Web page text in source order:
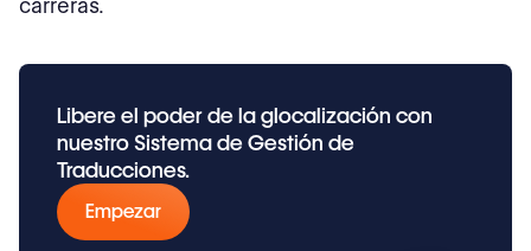
carreras.
Libere el poder de la glocalización con
nuestro Sistema de Gestión de
Traducciones.
Empezar